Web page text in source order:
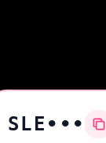
SLE•••